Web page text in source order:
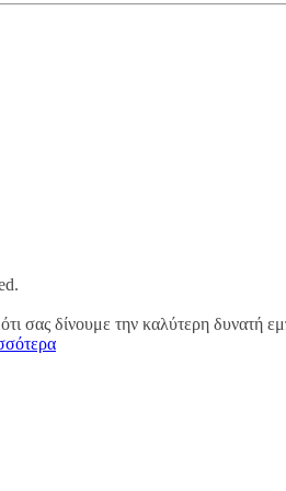
σας δίνουμε την καλύτερη δυνατή